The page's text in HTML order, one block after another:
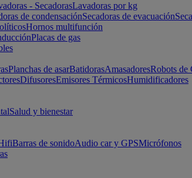
- SecadorasLavadoras por kg
de condensaciónSecadoras de evacuación
Hornos multifunción
Placas de gas
Planchas de asarBatidorasAmasadoresRobots de
DifusoresEmisores TérmicosHumidificadores
Salud y bienestar
Barras de sonidoAudio car y GPSMicrófonos